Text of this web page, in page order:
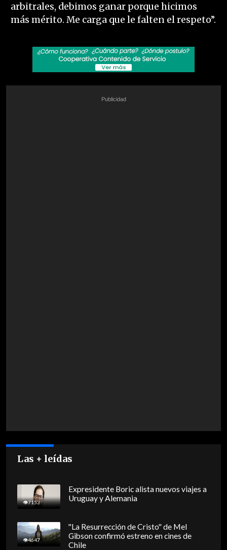
arbitrales, debimos ganar porque hicimos
más mérito. Me carga que le falten el respeto”.
Las + leídas
7153
Expresidente Boric alista nuevos viajes a
Uruguay y Alemania
4647
"La Resurrección de Cristo" de Mel
Gibson confirmó estreno en cines de
Chile